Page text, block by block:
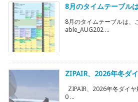
8月のタイムテーブル
8月のタイムテーブルは、
able_AUG202 ...
ZIPAIR、2026年冬ダ
ZIPAIR、2026年冬ダイ
0 ...